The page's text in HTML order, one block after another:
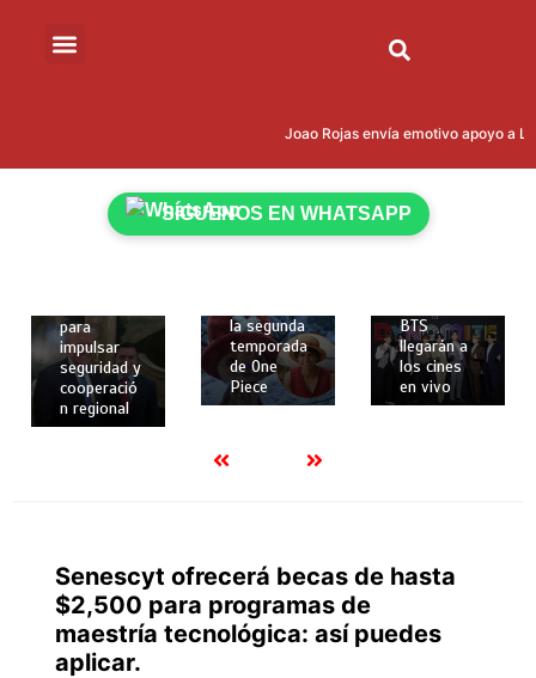
Joao Rojas envía emotivo apoyo a
SÍGUENOS EN WHATSAPP
2 mins
Donald
reúne en
Miami a 12
para
impulsar
seguridad y
cooperació
n regional
2 mins
Netflix
revela
nuevos
la segunda
temporada
de One
Piece
febrero de
2026
2 mins
Los dos
primeros
BTS
llegarán a
los cines
en vivo
Senescyt ofrecerá becas de hasta
$2,500 para programas de
maestría tecnológica: así puedes
aplicar.